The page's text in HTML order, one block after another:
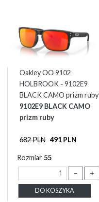
Oakley OO 9102
HOLBROOK - 9102E9
BLACK CAMO prizm ruby
9102E9 BLACK CAMO
prizm ruby
682 PLN 491 PLN
Rozmiar 55
－ ＋
DO KOSZYKA